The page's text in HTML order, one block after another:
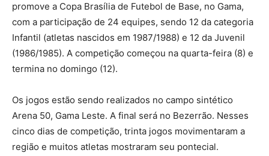
promove a Copa Brasília de Futebol de Base, no Gama,
com a participação de 24 equipes, sendo 12 da categoria
Infantil (atletas nascidos em 1987/1988) e 12 da Juvenil
(1986/1985). A competição começou na quarta-feira (8) e
termina no domingo (12).
Os jogos estão sendo realizados no campo sintético
Arena 50, Gama Leste. A final será no Bezerrão. Nesses
cinco dias de competição, trinta jogos movimentaram a
região e muitos atletas mostraram seu pontecial.